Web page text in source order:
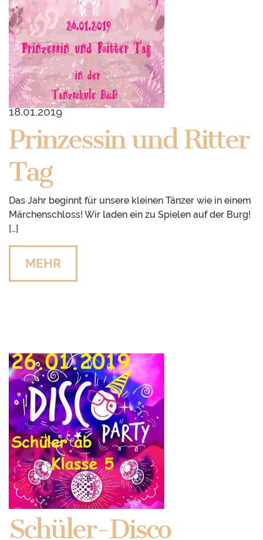
18.01.2019
Prinzessin und Ritter
Tag
Das Jahr beginnt für unsere kleinen Tänzer wie in einem
Märchenschloss! Wir laden ein zu Spielen auf der Burg!
[…]
MEHR
Schüler-Disco